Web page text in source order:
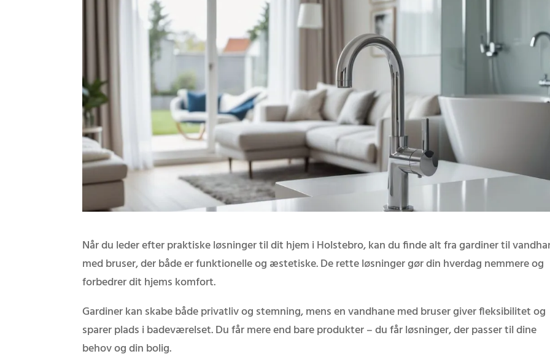
Når du leder efter praktiske løsninger til dit hjem i Holstebro, kan du finde alt fra gardiner til
med bruser, der både er funktionelle og æstetiske. De rette løsninger gør din hverdag nemmere og
forbedrer dit hjems komfort.
Gardiner kan skabe både privatliv og stemning, mens en vandhane med bruser giver fleksibilitet og
sparer plads i badeværelset. Du får mere end bare produkter – du får løsninger, der passer til dine
behov og din bolig.